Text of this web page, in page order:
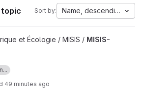
Sort by: Name, descending
project
et Écologie / MISIS / MISIS-
49 minutes ago